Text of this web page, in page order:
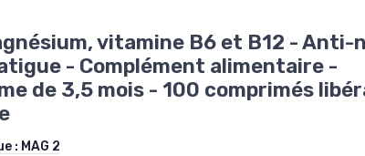
vitamine B6 et B12 -
- Complément alimentaire -
de 3,5 mois - 100 comprimés
: MAG 2